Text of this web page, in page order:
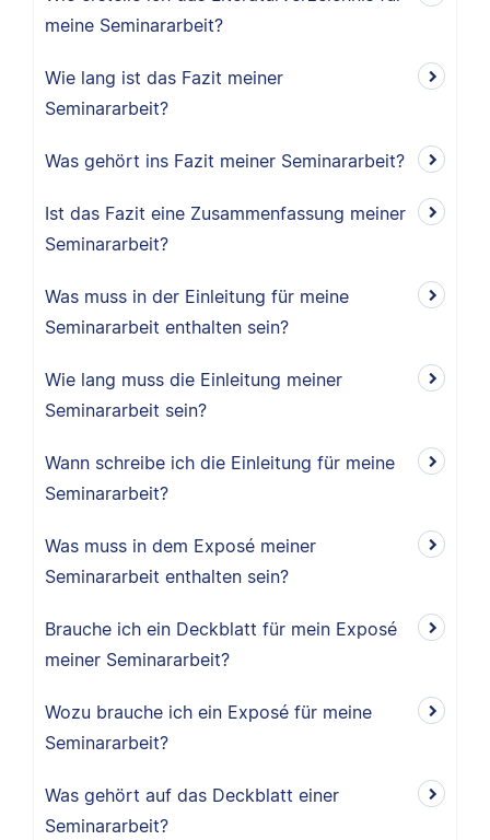
meine Seminararbeit?
Wie lang ist das Fazit meiner
Seminararbeit?
Was gehört ins Fazit meiner Seminararbeit?
Ist das Fazit eine Zusammenfassung meiner
Seminararbeit?
Was muss in der Einleitung für meine
Seminararbeit enthalten sein?
Wie lang muss die Einleitung meiner
Seminararbeit sein?
Wann schreibe ich die Einleitung für meine
Seminararbeit?
Was muss in dem Exposé meiner
Seminararbeit enthalten sein?
Brauche ich ein Deckblatt für mein Exposé
meiner Seminararbeit?
Wozu brauche ich ein Exposé für meine
Seminararbeit?
Was gehört auf das Deckblatt einer
Seminararbeit?